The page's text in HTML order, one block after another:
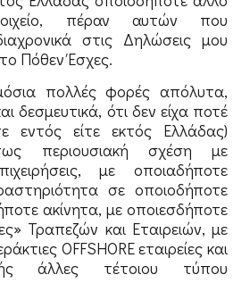
πέραν αυτών που
στις Δηλώσεις μου
Πόθεν Έσχες.
πολλές φορές απόλυτα,
δεσμευτικά, ότι δεν είχα ποτέ
εντός είτε εκτός Ελλάδας)
περιουσιακή σχέση με
με οποιαδήποτε
σε οποιοδήποτε
ακίνητα, με οποιεσδήποτε
Τραπεζών και Εταιρειών, με
OFFSHORE εταιρείες και
άλλες τέτοιου τύπου